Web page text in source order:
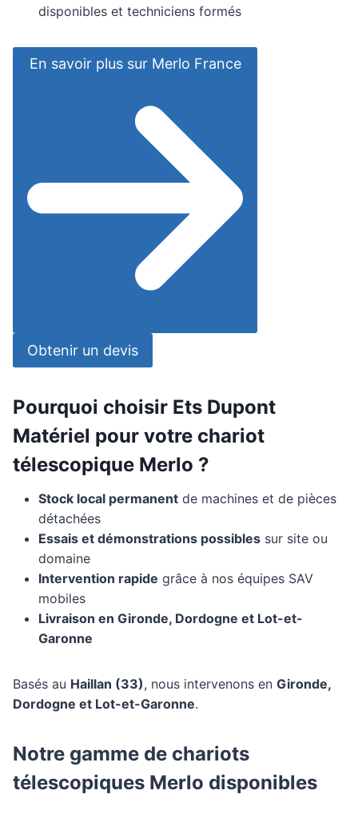
disponibles et techniciens formés
En savoir plus sur Merlo France
Obtenir un devis
Pourquoi choisir Ets Dupont
Matériel pour votre chariot
télescopique Merlo ?
Stock local permanent de machines et de pièces
détachées
Essais et démonstrations possibles sur site ou
domaine
Intervention rapide grâce à nos équipes SAV
mobiles
Livraison en Gironde, Dordogne et Lot-et-
Garonne
Basés au Haillan (33), nous intervenons en Gironde,
Dordogne et Lot-et-Garonne.
Notre gamme de chariots
télescopiques Merlo disponibles